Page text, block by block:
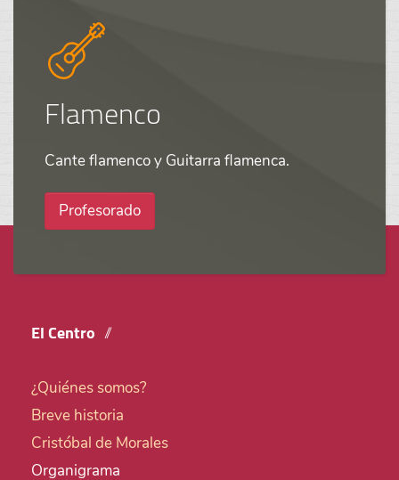
Flamenco
Cante flamenco y Guitarra flamenca.
Profesorado
El Centro
¿Quiénes somos?
Breve historia
Cristóbal de Morales
Organigrama